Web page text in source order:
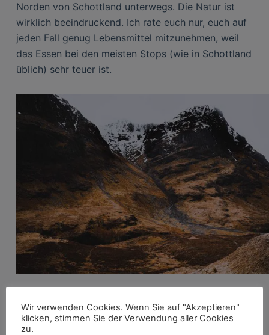
Norden von Schottland unterwegs. Die Natur ist
wirklich beeindruckend. Ich rate euch nur, euch auf
jeden Fall genug Lebensmittel mitzunehmen, weil
das Essen bei den meisten Stops (wie in Schottland
üblich) sehr teuer ist.
Cafés und Restaurants
Wir verwenden Cookies. Wenn Sie auf "Akzeptieren"
klicken, stimmen Sie der Verwendung aller Cookies
zu.